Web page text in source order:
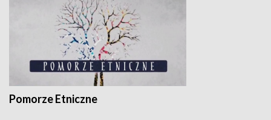
Pomorze Etniczne